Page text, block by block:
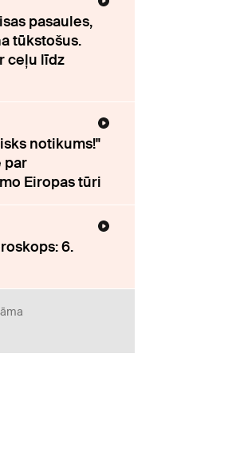
pasaules,
tūkstošus.
ceļu līdz
notikums!"
par
Eiropas tūri
6.